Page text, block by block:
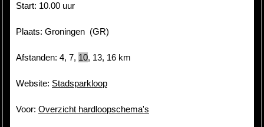
Start: 10.00 uur
Plaats: Groningen (GR)
Afstanden: 4, 7, 10, 13, 16 km
Website: Stadsparkloop
Voor: Overzicht hardloopschema's